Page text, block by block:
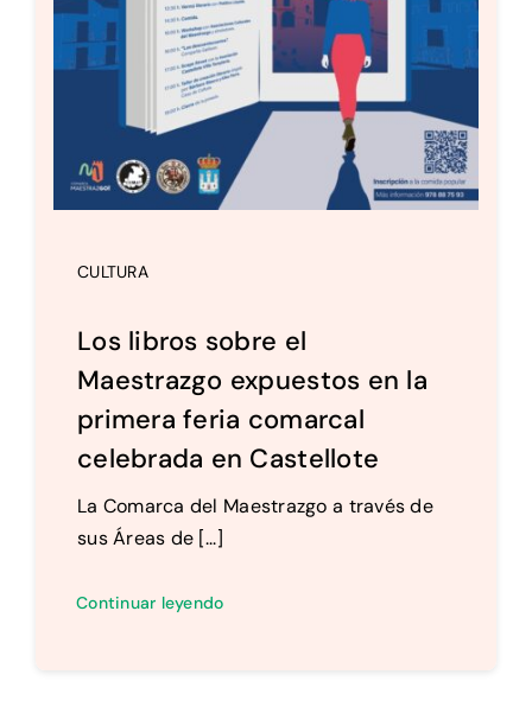
CULTURA
Los libros sobre el
Maestrazgo expuestos en la
primera feria comarcal
celebrada en Castellote
La Comarca del Maestrazgo a través de
sus Áreas de [...]
Continuar leyendo